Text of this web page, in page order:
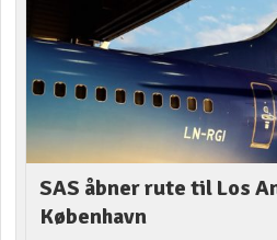
SAS åbner rute til Los
København